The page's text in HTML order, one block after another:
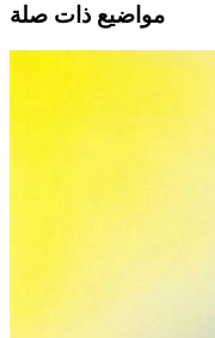
مواضيع ذات صلة